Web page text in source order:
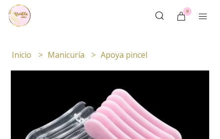
0
Inicio Manicuría Apoya pincel